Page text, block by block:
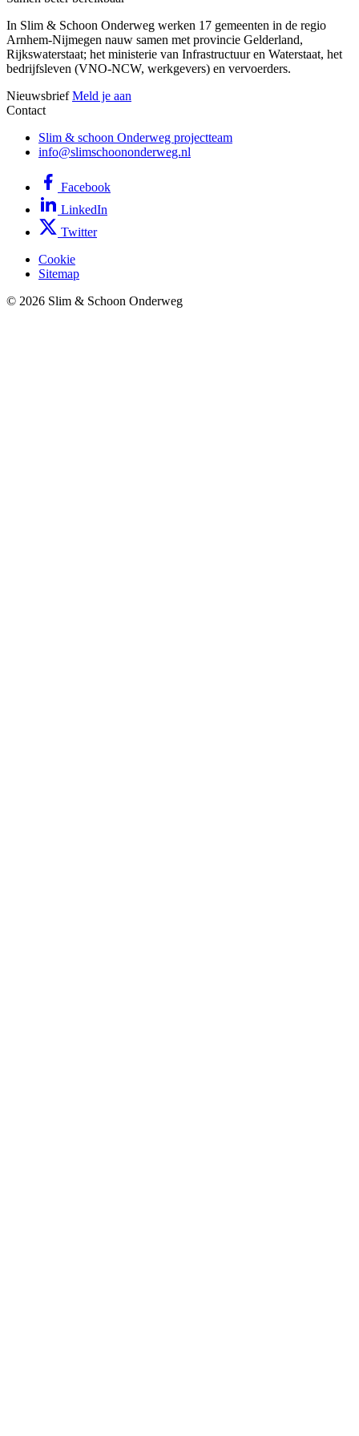
In Slim & Schoon Onderweg werken 17 gemeenten in de regio
Arnhem-Nijmegen nauw samen met provincie Gelderland,
Rijkswaterstaat; het ministerie van Infrastructuur en Waterstaat, het
bedrijfsleven (VNO-NCW, werkgevers) en vervoerders.
Nieuwsbrief Meld je aan
Contact
Slim & schoon Onderweg projectteam
info@slimschoononderweg.nl
Facebook
LinkedIn
Twitter
Cookie
Sitemap
© 2026 Slim & Schoon Onderweg